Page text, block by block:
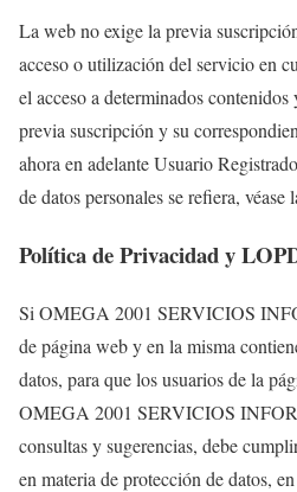
La web no exige la previa
acceso o utilización del servicio en
el acceso a determinados
previa suscripción y su
ahora en adelante Usuario
de datos personales se refiera,
Política de Privacidad y
Si OMEGA 2001 SERVICIOS
de página web y en la misma
datos, para que los usuarios de la
OMEGA 2001 SERVICIOS
consultas y sugerencias, debe
en materia de protección de datos,